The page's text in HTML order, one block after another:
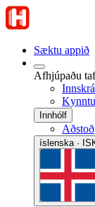
Sæktu appið
Afhjúpaðu
Innskrá
Innhólf
Aðstoð
íslenska ·